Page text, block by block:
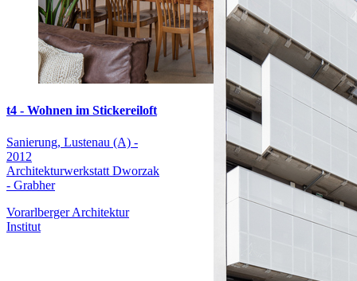
t4 - Wohnen im Stickereiloft
Sanierung, Lustenau (A) -
2012
Architekturwerkstatt Dworzak
- Grabher
Vorarlberger Architektur
Institut